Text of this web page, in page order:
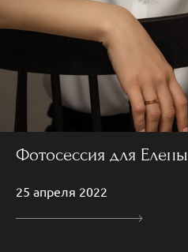
Фотосессия для Елены
25 апреля 2022